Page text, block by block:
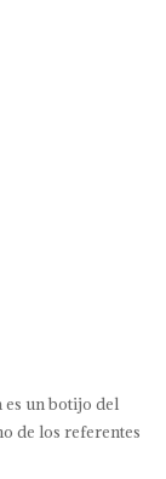
es un botijo del
de los referentes